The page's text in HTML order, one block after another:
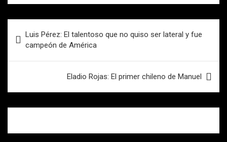
ce
b
o
o
tt
er
ail at
A
p
p
m
ar
tir
de
entradas
Luis Pérez: El talentoso que no quiso ser lateral y fue
campeón de América
Eladio Rojas: El primer chileno de Manuel